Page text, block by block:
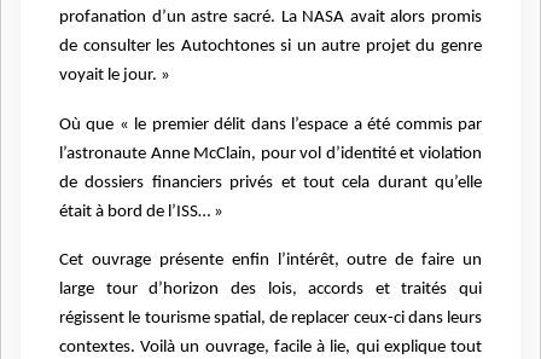
profanation d’un astre sacré. La NASA avait alors promis
de consulter les Autochtones si un autre projet du genre
voyait le jour. »
Où que « le premier délit dans l’espace a été commis par
l’astronaute Anne McClain, pour vol d’identité et violation
de dossiers financiers privés et tout cela durant qu’elle
était à bord de l’ISS… »
Cet ouvrage présente enfin l’intérêt, outre de faire un
large tour d’horizon des lois, accords et traités qui
régissent le tourisme spatial, de replacer ceux-ci dans leurs
contextes. Voilà un ouvrage, facile à lie, qui explique tout